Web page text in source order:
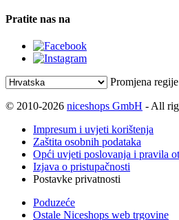
Pratite nas na
Promjena
© 2010-2026 niceshops GmbH - All
Impresum i uvjeti korištenja
Zaštita osobnih podataka
Opći uvjeti poslovanja i pravila
Izjava o pristupačnosti
Postavke privatnosti
Poduzeće
Ostale Niceshops web trgovine